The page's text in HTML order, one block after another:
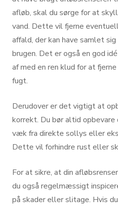
afløb, skal du sørge for at
vand. Dette vil fjerne
affald, der kan have samlet
brugen. Det er også en god
af med en ren klud for at
fugt.
Derudover er det vigtigt at
korrekt. Du bør altid
væk fra direkte sollys eller
Dette vil forhindre rust eller
For at sikre, at din
du også regelmæssigt
på skader eller slitage. Hvis